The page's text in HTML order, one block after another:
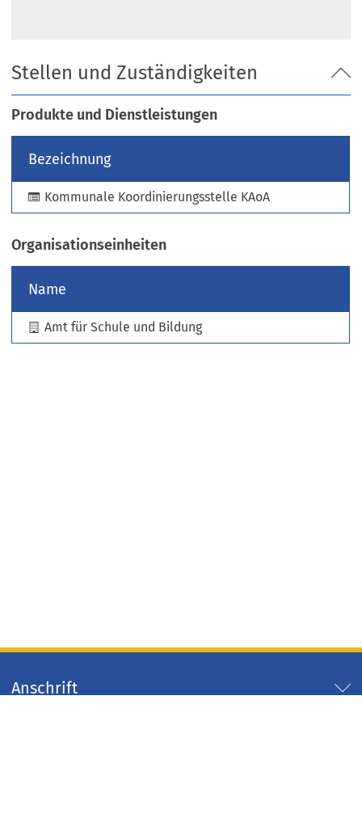
e
m
n
e
n
T
a
)
Stellen und Zuständigkeiten
Produkte und Dienstleistungen
Bezeichnung
Kommunale Koordinierungsstelle KAoA
Organisationseinheiten
Name
Amt für Schule und Bildung
Anschrift